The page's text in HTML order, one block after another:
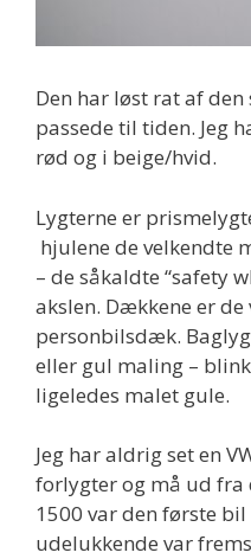
Den har løst rat af
passede til tiden. Jeg
rød og i beige/hvid.
Lygterne er
hjulene de velkendte
– de såkaldte “safety
akslen. Dækkene er
personbilsdæk.
eller gul maling –
ligeledes malet gule.
Jeg har aldrig set en
forlygter og må ud fra
1500 var den første
udelukkende var